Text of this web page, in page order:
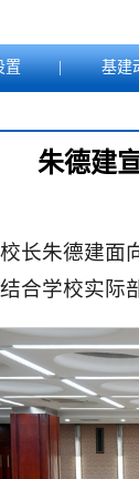
置 | 基建
朱德建
长朱德建
合学校实际